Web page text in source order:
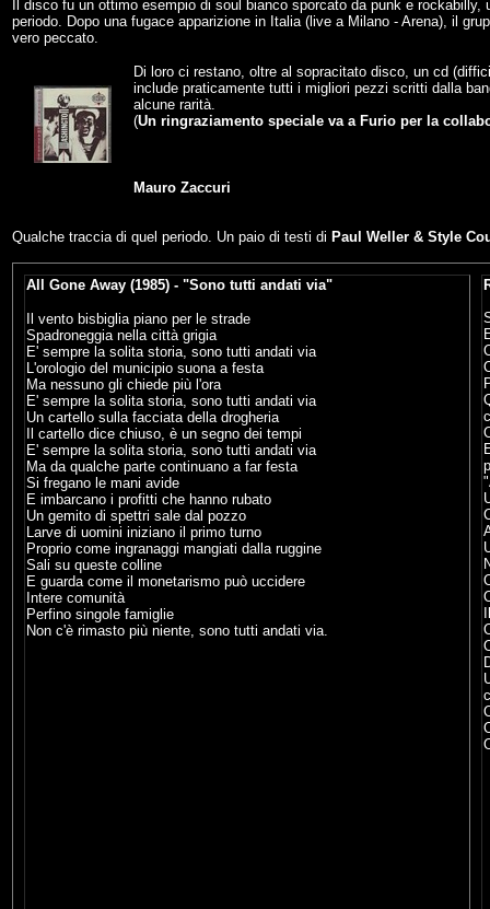
Il disco fu un ottimo esempio di soul bianco sporcato da punk e
periodo. Dopo una fugace apparizione in Italia (live a Milano - Arena), il
vero peccato.
Di loro ci restano, oltre al sopracitato disco, un cd
include praticamente tutti i migliori pezzi scritti dalla
alcune rarità.
(Un ringraziamento speciale va a Furio per la
Mauro Zaccuri
Qualche traccia di quel periodo. Un paio di testi di Paul Weller & Style
All Gone Away (1985) - "Sono tutti andati via"
Il vento bisbiglia piano per le strade
Spadroneggia nella città grigia
E' sempre la solita storia, sono tutti andati via
L'orologio del municipio suona a festa
Ma nessuno gli chiede più l'ora
E' sempre la solita storia, sono tutti andati via
Un cartello sulla facciata della drogheria
Il cartello dice chiuso, è un segno dei tempi
E' sempre la solita storia, sono tutti andati via
Ma da qualche parte continuano a far festa
Si fregano le mani avide
E imbarcano i profitti che hanno rubato
Un gemito di spettri sale dal pozzo
Larve di uomini iniziano il primo turno
Proprio come ingranaggi mangiati dalla ruggine
Sali su queste colline
E guarda come il monetarismo può uccidere
Intere comunità
Perfino singole famiglie
Non c'è rimasto più niente, sono tutti andati via.